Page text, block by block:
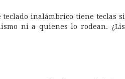
inalámbrico tiene teclas
ni a quienes lo rodean.